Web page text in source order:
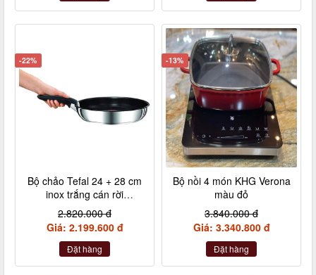
-22%
Bộ chảo Tefal 24 + 28 cm
inox trắng cán rời
L9409202
2.820.000 đ
Giá: 2.199.600 đ
Đặt hàng
-13%
Bộ nồi 4 món KHG Verona
màu đỏ
3.840.000 đ
Giá: 3.340.800 đ
Đặt hàng